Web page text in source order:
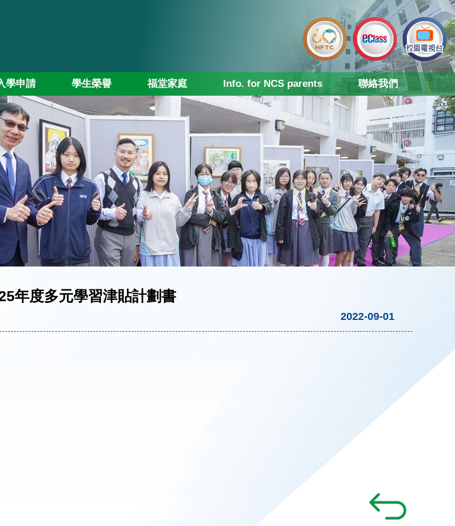
學申請 學生榮譽 福堂家庭 Info. for NCS parents 聯絡我們
年度多元學習津貼計劃書
2022-09-01